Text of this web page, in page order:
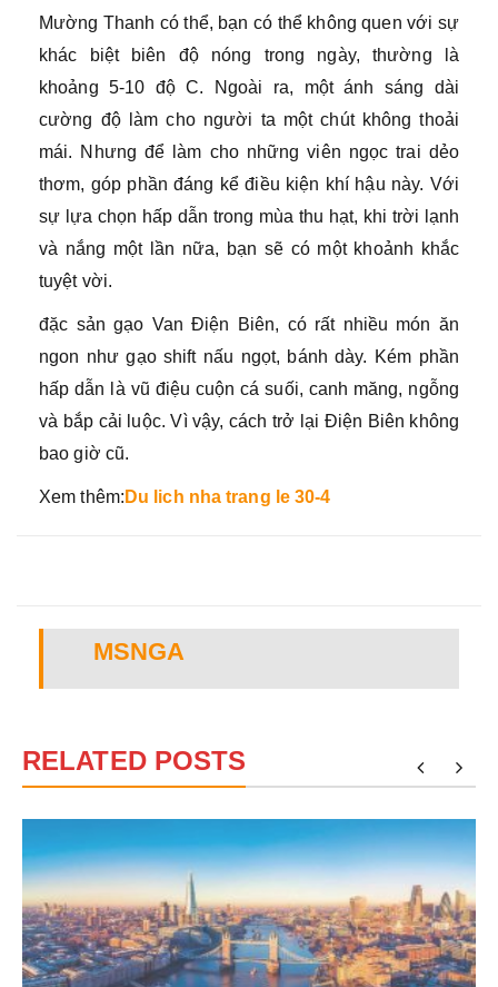
Mường Thanh có thể, bạn có thể không quen với sự
khác biệt biên độ nóng trong ngày, thường là
khoảng 5-10 độ C. Ngoài ra, một ánh sáng dài
cường độ làm cho người ta một chút không thoải
mái. Nhưng để làm cho những viên ngọc trai dẻo
thơm, góp phần đáng kể điều kiện khí hậu này. Với
sự lựa chọn hấp dẫn trong mùa thu hạt, khi trời lạnh
và nắng một lần nữa, bạn sẽ có một khoảnh khắc
tuyệt vời.
đặc sản gạo Van Điện Biên, có rất nhiều món ăn
ngon như gạo shift nấu ngọt, bánh dày. Kém phần
hấp dẫn là vũ điệu cuộn cá suối, canh măng, ngỗng
và bắp cải luộc. Vì vậy, cách trở lại Điện Biên không
bao giờ cũ.
Xem thêm: Du lich nha trang le 30-4
MSNGA
RELATED POSTS